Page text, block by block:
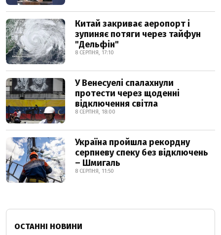
Китай закриває аеропорт і
зупиняє потяги через тайфун
"Дельфін"
8 СЕРПНЯ, 17:10
У Венесуелі спалахнули
протести через щоденні
відключення світла
8 СЕРПНЯ, 18:00
Україна пройшла рекордну
серпневу спеку без відключень
– Шмигаль
8 СЕРПНЯ, 11:50
ОСТАННІ НОВИНИ